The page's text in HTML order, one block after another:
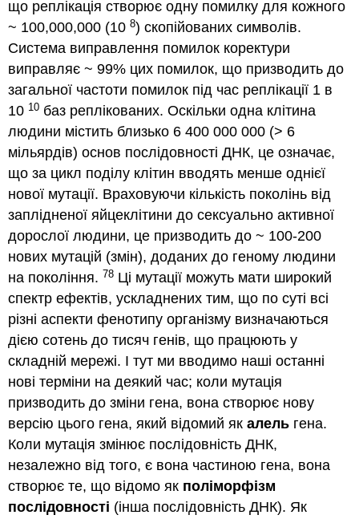
що реплікація створює одну помилку для кожного
~ 100,000,000 (108) скопійованих символів.
Система виправлення помилок коректури
виправляє ~ 99% цих помилок, що призводить до
загальної частоти помилок під час реплікації 1 в
10 10 баз реплікованих. Оскільки одна клітина
людини містить близько 6 400 000 000 (> 6
мільярдів) основ послідовності ДНК, це означає,
що за цикл поділу клітин вводять менше однієї
нової мутації. Враховуючи кількість поколінь від
заплідненої яйцеклітини до сексуально активної
дорослої людини, це призводить до ~ 100-200
нових мутацій (змін), доданих до геному людини
на покоління. 78 Ці мутації можуть мати широкий
спектр ефектів, ускладнених тим, що по суті всі
різні аспекти фенотипу організму визначаються
дією сотень до тисяч генів, що працюють у
складній мережі. І тут ми вводимо наші останні
нові терміни на деякий час; коли мутація
призводить до зміни гена, вона створює нову
версію цього гена, який відомий якалель гена.
Коли мутація змінює послідовність ДНК,
незалежно від того, є вона частиною гена, вона
створює те, що відомо як поліморфізм
послідовності (інша послідовність ДНК). Як